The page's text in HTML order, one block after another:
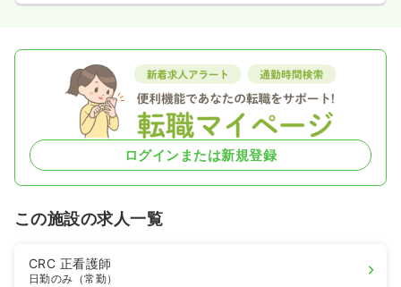
ログインまたは新規登録
この施設の求人一覧
CRC 正看護師
日勤のみ（常勤）